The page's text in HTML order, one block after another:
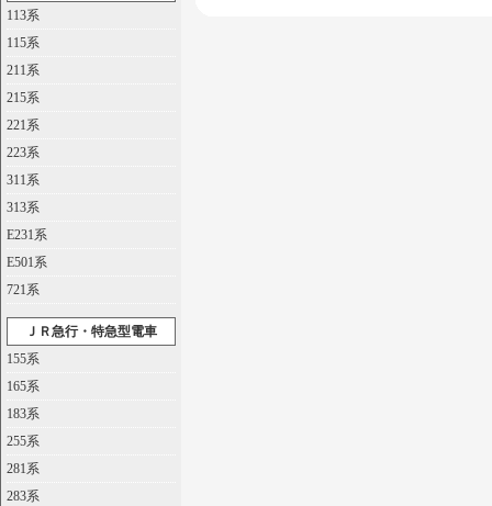
113系
115系
211系
215系
221系
223系
311系
313系
E231系
E501系
721系
ＪＲ急行・特急型電車
155系
165系
183系
255系
281系
283系